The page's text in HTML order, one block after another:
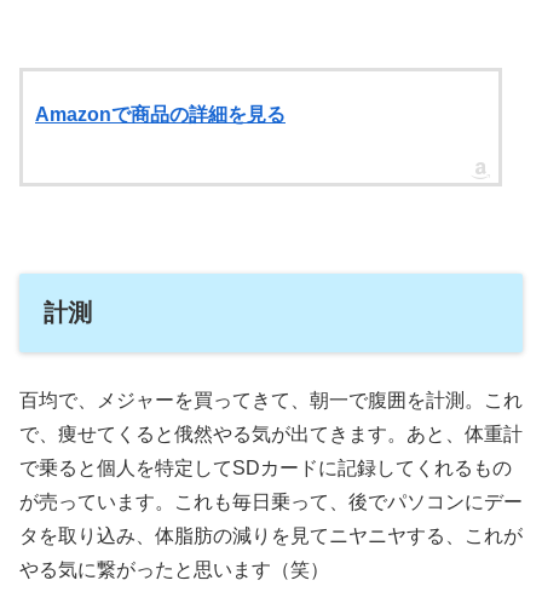
Amazonで商品の詳細を見る
計測
百均で、メジャーを買ってきて、朝一で腹囲を計測。これ
で、痩せてくると俄然やる気が出てきます。あと、体重計
で乗ると個人を特定してSDカードに記録してくれるもの
が売っています。これも毎日乗って、後でパソコンにデー
タを取り込み、体脂肪の減りを見てニヤニヤする、これが
やる気に繋がったと思います（笑）